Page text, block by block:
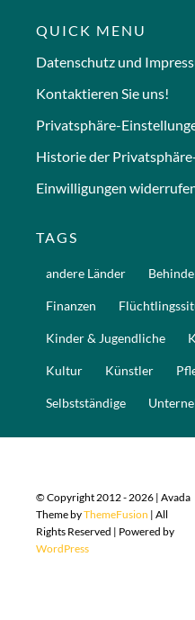
QUICK MENU
Datenschutz und
Kontaktieren Sie uns!
Privatsphäre-
Historie der
Einwilligungen
TAGS
andere Länder
Finanzen
Kinder & Jugendliche
Kultur Künstler
Selbstständige
© Copyright 2012 - 2026 | Avada
Theme byThemeFusion | All
Rights Reserved | Powered by
WordPress